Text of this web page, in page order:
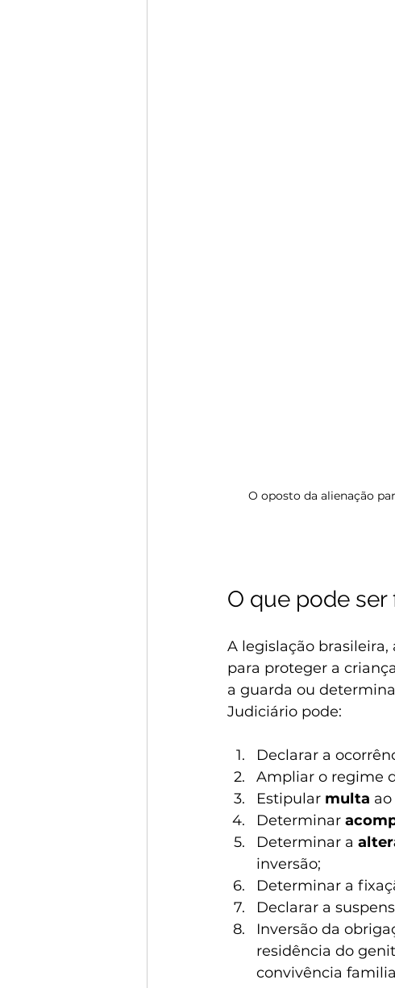
O oposto da alienação
O que pode
A legislação brasileira,
para proteger a
a guarda ou
Judiciário pode:
Declarar a
Ampliar o regime
Estipular multa
Determinar
Determinar a
inversão;
Determinar a
Declarar a
Inversão da
residência do
convivência